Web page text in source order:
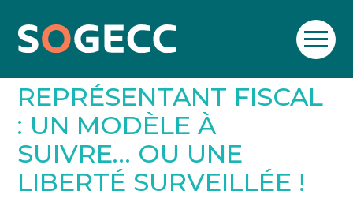
Aller
SOGECC – Coignières
SOGECC – Noisy
SOGECC – République
SOGECC – Turbigo
TPE/PME
COMMERÇANTS
GROUPE
SCI / LMNP
PROFESSIONS LIBÉRALES
Créer et reprendre une activité
Gérer votre quotidien
Piloter votre entreprise
Développer votre entreprise
Construire votre patrimoine
REPRÉSENTANT FISCAL
: UN MODÈLE À
SUIVRE… OU UNE
LIBERTÉ SURVEILLÉE !